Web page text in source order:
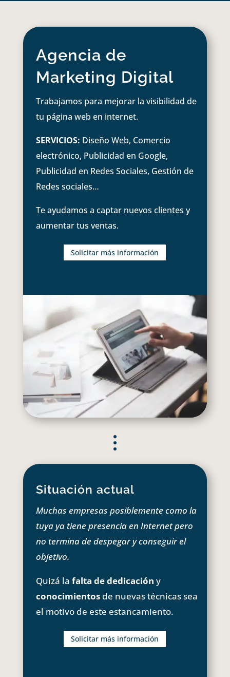
Agencia de
Marketing Digital
Trabajamos para mejorar la visibilidad de
tu página web en internet.
SERVICIOS: Diseño Web, Comercio
electrónico, Publicidad en Google,
Publicidad en Redes Sociales, Gestión de
Redes sociales…
Te ayudamos a captar nuevos clientes y
aumentar tus ventas.
Solicitar más información
Situación actual
Muchas empresas posiblemente como la
tuya ya tiene presencia en Internet pero
no termina de despegar y conseguir el
objetivo.
Quizá la falta de dedicación y
conocimientosde nuevas técnicas sea
el motivo de este estancamiento.
Solicitar más información